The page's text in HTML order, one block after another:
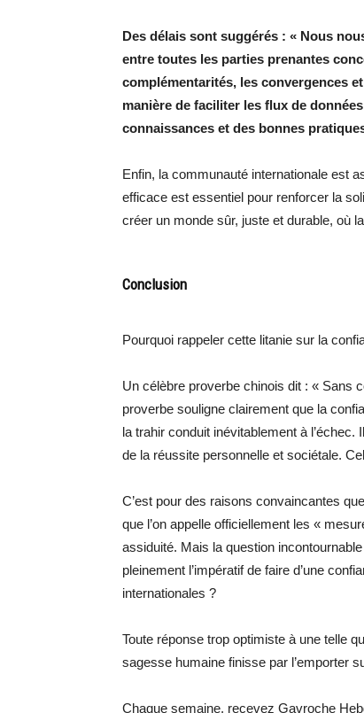
Des délais sont suggérés : « Nous
entre toutes les parties prenantes
complémentarités, les convergences
manière de faciliter les flux de
connaissances et des bonnes
Enfin, la communauté internationale est
efficace est essentiel pour renforcer la
créer un monde sûr, juste et durable, où
Conclusion
Pourquoi rappeler cette litanie sur la
Un célèbre proverbe chinois dit : « Sans
proverbe souligne clairement que la
la trahir conduit inévitablement à l’échec.
de la réussite personnelle et sociétale.
C’est pour des raisons convaincantes
que l’on appelle officiellement les «
assiduité. Mais la question
pleinement l’impératif de faire d’une
internationales ?
Toute réponse trop optimiste à une telle
sagesse humaine finisse par l’emporter
Chaque semaine, recevez Gavroche